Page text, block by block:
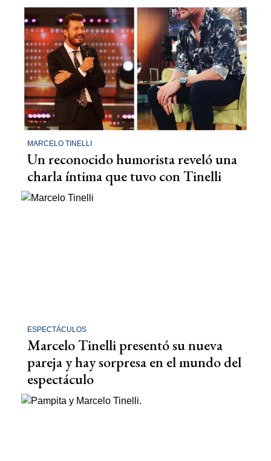
MARCELO TINELLI
Un reconocido humorista reveló una
charla íntima que tuvo con Tinelli
ESPECTÁCULOS
Marcelo Tinelli presentó su nueva
pareja y hay sorpresa en el mundo del
espectáculo